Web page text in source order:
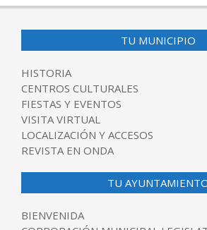
TU MUNICIPIO
HISTORIA
CENTROS CULTURALES
FIESTAS Y EVENTOS
VISITA VIRTUAL
LOCALIZACIÓN Y ACCESOS
REVISTA EN ONDA
TU
BIENVENIDA